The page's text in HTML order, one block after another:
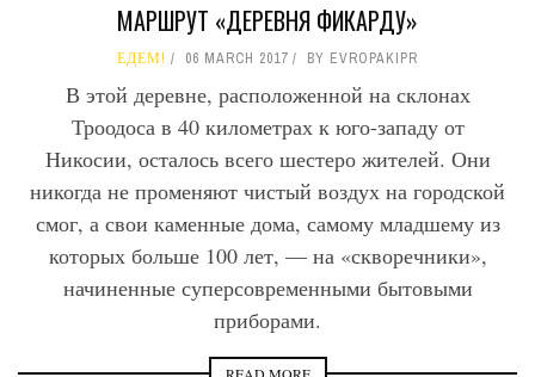
МАРШРУТ «ДЕРЕВНЯ ФИКАРДУ»
ЕДЕМ! 06 MARCH 2017 BY EVROPAKIPR
В этой деревне, расположенной на склонах
Троодоса в 40 километрах к юго-западу от
Никосии, осталось всего шестеро жителей. Они
никогда не променяют чистый воздух на городской
смог, а свои каменные дома, самому младшему из
которых больше 100 лет, — на «скворечники»,
начиненные суперсовременными бытовыми
приборами.
READ MORE